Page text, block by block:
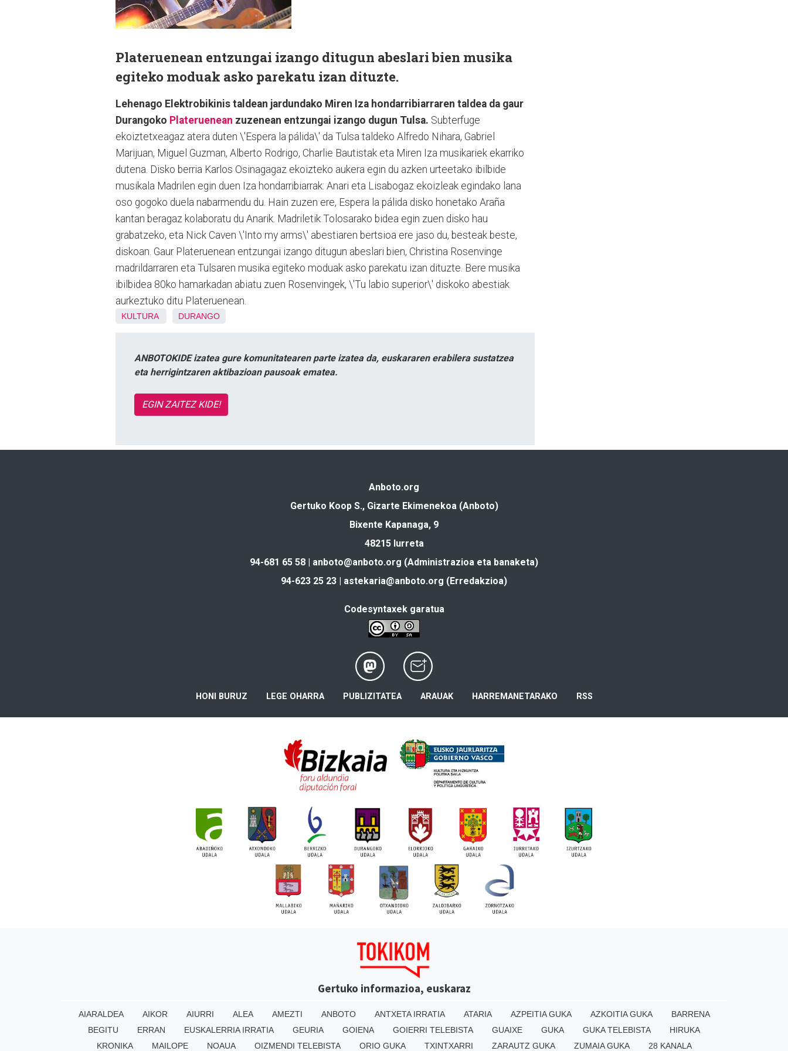
Plateruenean entzungai izango ditugun abeslari bien musika
egiteko moduak asko parekatu izan dituzte.
Lehenago Elektrobikinis taldean jardundako Miren Iza hondarribiarraren taldea da gaur
Durangoko Plateruenean zuzenean entzungai izango dugun Tulsa. Subterfuge
ekoiztetxeagaz atera duten \'Espera la pálida\' da Tulsa taldeko Alfredo Nihara, Gabriel
Marijuan, Miguel Guzman, Alberto Rodrigo, Charlie Bautistak eta Miren Iza musikariek ekarriko
dutena. Disko berria Karlos Osinagagaz ekoizteko aukera egin du azken urteetako ibilbide
musikala Madrilen egin duen Iza hondarribiarrak: Anari eta Lisabogaz ekoizleak egindako lana
oso gogoko duela nabarmendu du. Hain zuzen ere, Espera la pálida disko honetako Araña
kantan beragaz kolaboratu du Anarik. Madriletik Tolosarako bidea egin zuen disko hau
grabatzeko, eta Nick Caven \'Into my arms\' abestiaren bertsioa ere jaso du, besteak beste,
diskoan. Gaur Plateruenean entzungai izango ditugun abeslari bien, Christina Rosenvinge
madrildarraren eta Tulsaren musika egiteko moduak asko parekatu izan dituzte. Bere musika
ibilbidea 80ko hamarkadan abiatu zuen Rosenvingek, \'Tu labio superior\' diskoko abestiak
aurkeztuko ditu Plateruenean.
KULTURA DURANGO
ANBOTOKIDE izatea gure komunitatearen parte izatea da, euskararen erabilera sustatzea
eta herrigintzaren aktibazioan pausoak ematea.
EGIN ZAITEZ KIDE!
Anboto.org
Gertuko Koop S., Gizarte Ekimenekoa (Anboto)
Bixente Kapanaga, 9
48215 Iurreta
94-681 65 58 | anboto@anboto.org (Administrazioa eta banaketa)
94-623 25 23 | astekaria@anboto.org (Erredakzioa)
Codesyntaxek garatua
HONI BURUZ LEGE OHARRA PUBLIZITATEA ARAUAK HARREMANETARAKO RSS
Gertuko informazioa, euskaraz
AIARALDEA AIKOR AIURRI ALEA AMEZTI ANBOTO ANTXETA IRRATIA ATARIA AZPEITIA GUKA AZKOITIA GUKA
BARRENA
BEGITU
ERRAN EUSKALERRIA IRRATIA GEURIA GOIENA GOIERRI TELEBISTA GUAIXE GUKA GUKA TELEBISTA
HIRUKA
KRONIKA
MAILOPE NOAUA OIZMENDI TELEBISTA ORIO GUKA TXINTXARRI ZARAUTZ GUKA ZUMAIA GUKA 28 KANALA